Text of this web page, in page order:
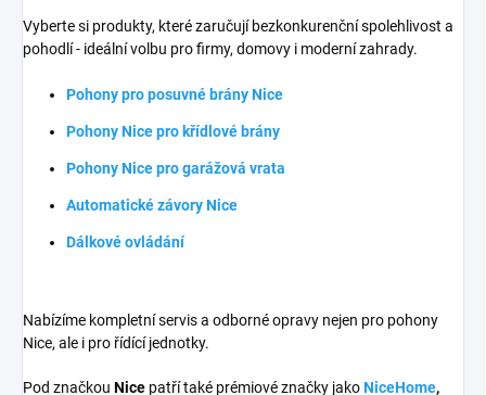
Vyberte si produkty, které zaručují bezkonkurenční spolehlivost a
pohodlí - ideální volbu pro firmy, domovy i moderní zahrady.
Pohony pro posuvné brány Nice
Pohony Nice pro křídlové brány
Pohony Nice pro garážová vrata
Automatické závory Nice
Dálkové ovládání
Nabízíme kompletní servis a odborné opravy nejen pro pohony
Nice, ale i pro řídící jednotky.
Pod značkou Nice patří také prémiové značky jakoNiceHome,